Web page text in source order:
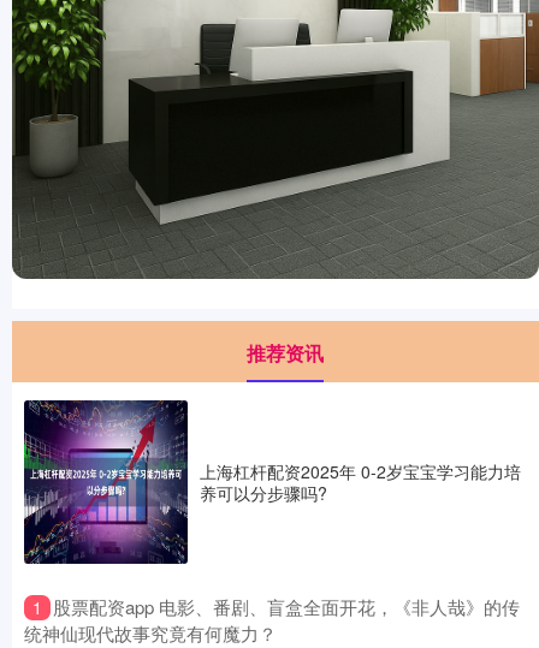
推荐资讯
上海杠杆配资2025年 0-2岁宝宝学习能力培
养可以分步骤吗?
1
​股票配资app 电影、番剧、盲盒全面开花，《非人哉》的传
统神仙现代故事究竟有何魔力？